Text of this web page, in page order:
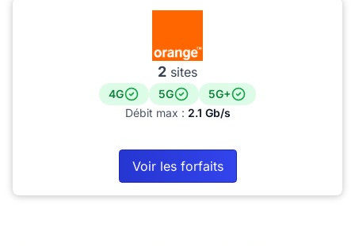
2 sites
4G 5G
5G+
Débit max : 2.1 Gb/s
Voir les forfaits